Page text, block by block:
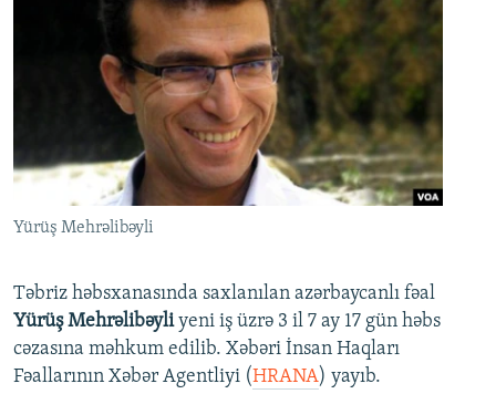
Yürüş Mehrəlibəyli
Təbriz həbsxanasında saxlanılan azərbaycanlı fəal
Yürüş Mehrəlibəyliyeni iş üzrə 3 il 7 ay 17 gün həbs
cəzasına məhkum edilib. Xəbəri İnsan Haqları
Fəallarının Xəbər Agentliyi (HRANA) yayıb.